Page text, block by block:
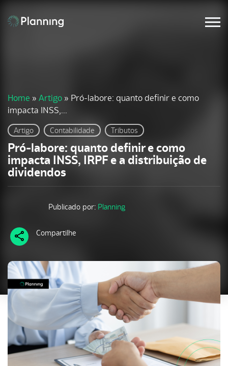
Home » Artigo » Pró-labore: quanto definir e como
impacta INSS,...
Artigo Contabilidade Tributos
Pró-labore: quanto definir e como
impacta INSS, IRPF e a distribuição de
dividendos
Publicado por: Planning
Compartilhe